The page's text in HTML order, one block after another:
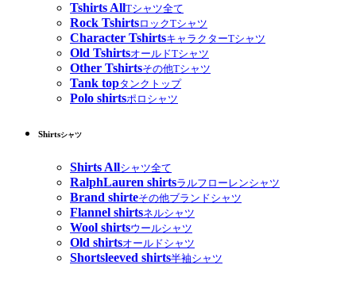
Tshirts AllTシャツ全て
Rock TshirtsロックTシャツ
Character TshirtsキャラクターTシャツ
Old TshirtsオールドTシャツ
Other Tshirtsその他Tシャツ
Tank topタンクトップ
Polo shirtsポロシャツ
Shirtsシャツ
Shirts Allシャツ全て
RalphLauren shirtsラルフローレンシャツ
Brand shirteその他ブランドシャツ
Flannel shirtsネルシャツ
Wool shirtsウールシャツ
Old shirtsオールドシャツ
Shortsleeved shirts半袖シャツ